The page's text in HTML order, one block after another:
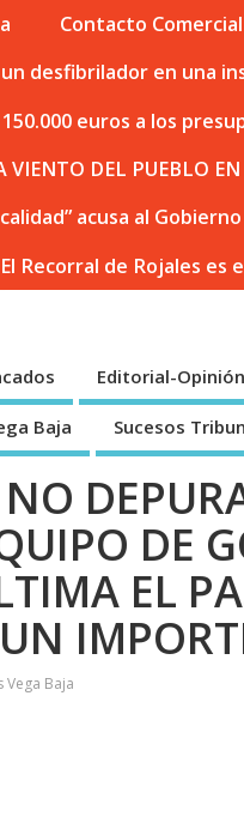
Contacto Comercial
desfibrilador en una
euros a los
VIENTO DEL PUEBLO
acusa al
Recorral de Rojales
Editorial-
Baja Sucesos
DE
EL
Vega Baja